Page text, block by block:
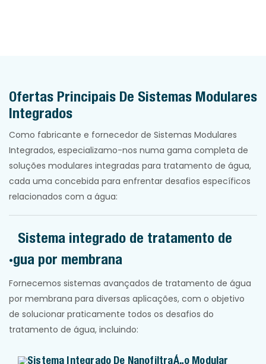
Ofertas Principais De Sistemas Modulares
Integrados
Como fabricante e fornecedor de Sistemas Modulares
Integrados, especializamo-nos numa gama completa de
soluções modulares integradas para tratamento de água,
cada uma concebida para enfrentar desafios específicos
relacionados com a água:
Sistema integrado de tratamento de
água por membrana
Fornecemos sistemas avançados de tratamento de água
por membrana para diversas aplicações, com o objetivo
de solucionar praticamente todos os desafios do
tratamento de água, incluindo:
Sistema Integrado De Nanofiltração Modular